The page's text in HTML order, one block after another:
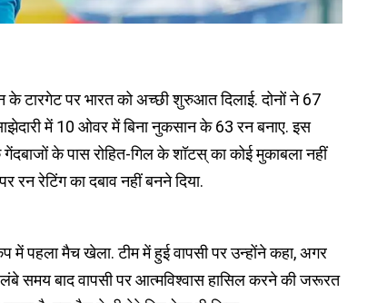
के टारगेट पर भारत को अच्छी शुरुआत दिलाई. दोनों ने 67
में 10 ओवर में बिना नुकसान के 63 रन बनाए. इस
के पास रोहित-गिल के शॉटस् का कोई मुकाबला नहीं
रन रेटिंग का दबाव नहीं बनने दिया.
में पहला मैच खेला. टीम में हुई वापसी पर उन्होंने कहा, अगर
लंबे समय बाद वापसी पर आत्मविश्वास हासिल करने की जरूरत